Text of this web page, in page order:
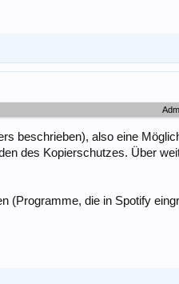
beschrieben), also eine
des Kopierschutzes. Über
(Programme, die in Spotify